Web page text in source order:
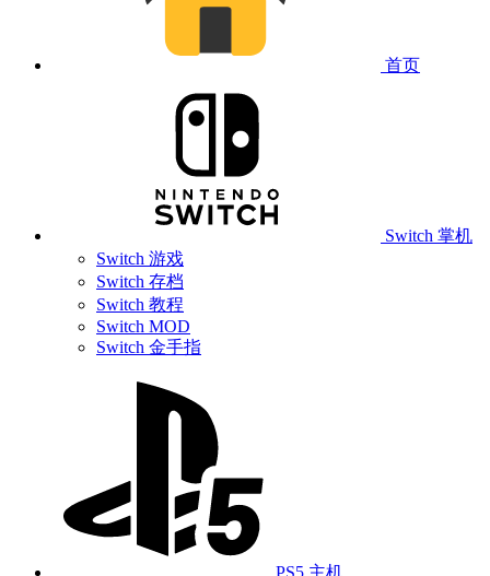
首页
Switch 掌机
Switch 游戏
Switch 存档
Switch 教程
Switch MOD
Switch 金手指